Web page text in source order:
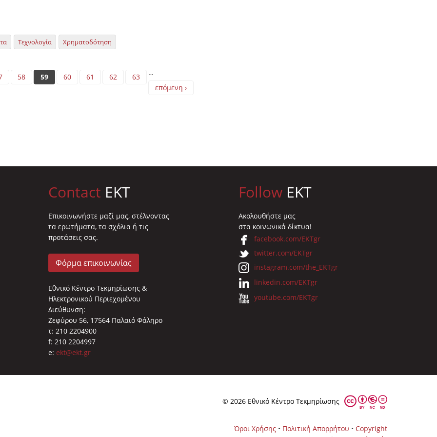
Τεχνολογία Χρηματοδότηση
58 59 60 61 62 63
…
επόμενη ›
Contact EKT
Επικοινωνήστε μαζί μας, στέλνοντας
τα ερωτήματα, τα σχόλια ή τις
προτάσεις σας.
Φόρμα επικοινωνίας
Εθνικό Κέντρο Τεκμηρίωσης &
Ηλεκτρονικού Περιεχομένου
Διεύθυνση:
Ζεφύρου 56, 17564 Παλαιό Φάληρο
τ: 210 2204900
f: 210 2204997
e: ekt@ekt.gr
Follow EKT
Ακολουθήστε μας
στα κοινωνικά δίκτυα!
facebook.com/EKTgr
twitter.com/EKTgr
instagram.com/the_EKTgr
linkedin.com/EKTgr
youtube.com/EKTgr
© 2026 Eθνικό Κέντρο Τεκμηρίωσης
Όροι Χρήσης • Πολιτική Απορρήτου • Copyright